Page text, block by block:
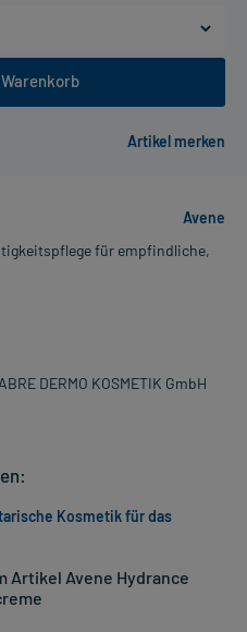
Avene
für empfindliche,
DERMO KOSMETIK GmbH
Artikel Avene Hydrance
Kosmetik für das